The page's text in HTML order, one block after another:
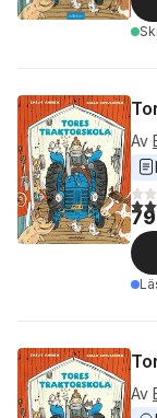
Av
3,5
Av